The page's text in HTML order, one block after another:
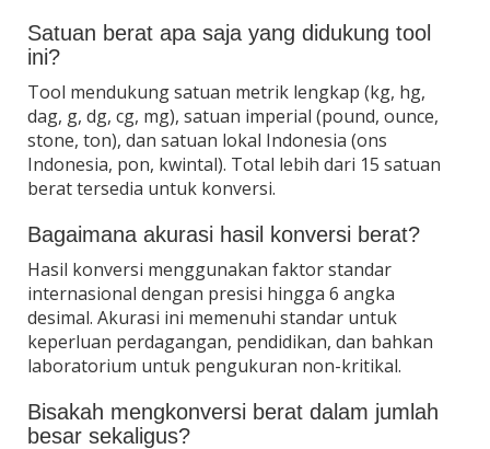
Satuan berat apa saja yang didukung tool
ini?
Tool mendukung satuan metrik lengkap (kg, hg,
dag, g, dg, cg, mg), satuan imperial (pound, ounce,
stone, ton), dan satuan lokal Indonesia (ons
Indonesia, pon, kwintal). Total lebih dari 15 satuan
berat tersedia untuk konversi.
Bagaimana akurasi hasil konversi berat?
Hasil konversi menggunakan faktor standar
internasional dengan presisi hingga 6 angka
desimal. Akurasi ini memenuhi standar untuk
keperluan perdagangan, pendidikan, dan bahkan
laboratorium untuk pengukuran non-kritikal.
Bisakah mengkonversi berat dalam jumlah
besar sekaligus?